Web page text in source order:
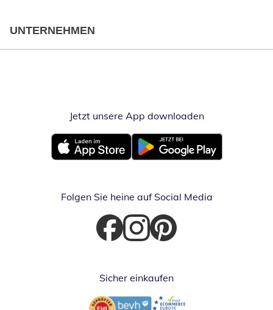
UNTERNEHMEN
Jetzt unsere App downloadenÖffnet in
Öffnet in neuem FensterÖffnet in neuem Fenster
Folgen Sie heine auf Social Media
Öffnet in neuem Fenster
Öffnet in neuem Fenster
Öffnet in neuem Fenster
Sicher einkaufen